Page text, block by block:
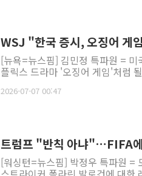
WSJ "한국 증시, 오징어 게
[뉴욕=뉴스핌] 김민정 특파원 =
플릭스 드라마 '오징어 게임'처럼
2026-07-07 00:47
트럼프 "반칙 아냐"…FIFA에
[워싱턴=뉴스핌] 박정우 특파원 =